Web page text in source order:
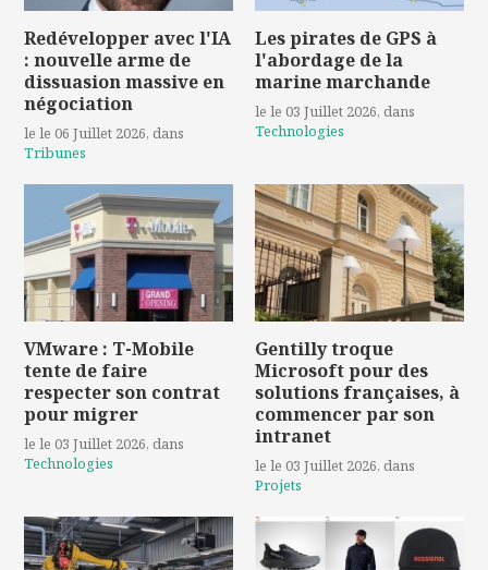
Redévelopper avec l'IA
: nouvelle arme de
dissuasion massive en
négociation
le le 06 Juillet 2026, dans
Tribunes
Les pirates de GPS à
l'abordage de la
marine marchande
le le 03 Juillet 2026, dans
Technologies
VMware : T-Mobile
tente de faire
respecter son contrat
pour migrer
le le 03 Juillet 2026, dans
Technologies
Gentilly troque
Microsoft pour des
solutions françaises, à
commencer par son
intranet
le le 03 Juillet 2026, dans
Projets